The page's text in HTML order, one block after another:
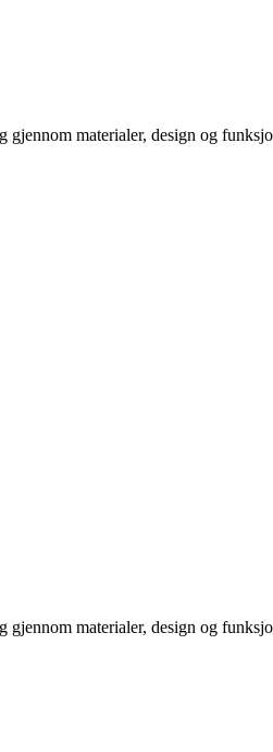
materialer, design og
materialer, design og